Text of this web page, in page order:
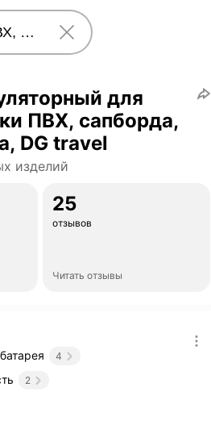
для
ПВХ, сапборда,
DG travel
изделий
25
отзывов
Читать отзывы
4
2